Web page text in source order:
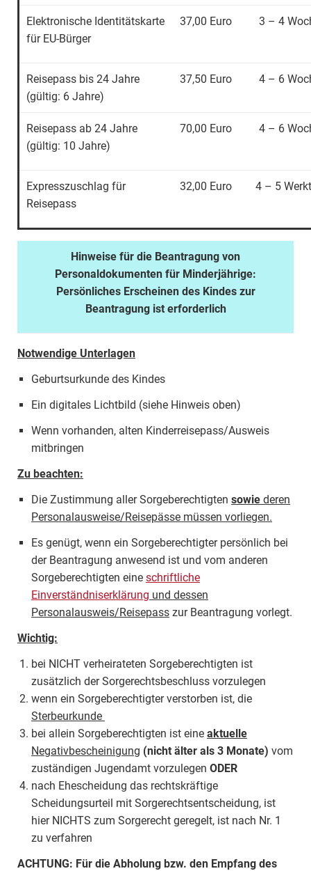
Elektronische Identitätskarte
für EU-Bürger
37,00 Euro 3 – 4
Reisepass bis 24 Jahre
(gültig: 6 Jahre)
37,50 Euro 4 – 6
Reisepass ab 24 Jahre
(gültig: 10 Jahre)
70,00 Euro 4 – 6
Expresszuschlag für
Reisepass
32,00 Euro 4 – 5
Hinweise für die Beantragung von
Personaldokumenten für Minderjährige:
Persönliches Erscheinen des Kindes zur
Beantragung ist erforderlich
Notwendige Unterlagen
Geburtsurkunde des Kindes
Ein digitales Lichtbild (siehe Hinweis oben)
Wenn vorhanden, alten Kinderreisepass/Ausweis
mitbringen
Zu beachten:
Die Zustimmung aller Sorgeberechtigten sowie deren
Personalausweise/Reisepässe müssen vorliegen.
Es genügt, wenn ein Sorgeberechtigter persönlich bei
der Beantragung anwesend ist und vom anderen
Sorgeberechtigten eine schriftliche
Einverständniserklärung und dessen
Personalausweis/Reisepass zur Beantragung vorlegt.
Wichtig:
bei NICHT verheirateten Sorgeberechtigten ist
zusätzlich der Sorgerechtsbeschluss vorzulegen
wenn ein Sorgeberechtigter verstorben ist, die
Sterbeurkunde
bei allein Sorgeberechtigten ist eine aktuelle
Negativbescheinigung (nicht älter als 3 Monate) vom
zuständigen Jugendamt vorzulegen ODER
nach Ehescheidung das rechtskräftige
Scheidungsurteil mit Sorgerechtsentscheidung, ist
hier NICHTS zum Sorgerecht geregelt, ist nach Nr. 1
zu verfahren
ACHTUNG: Für die Abholung bzw. den Empfang des